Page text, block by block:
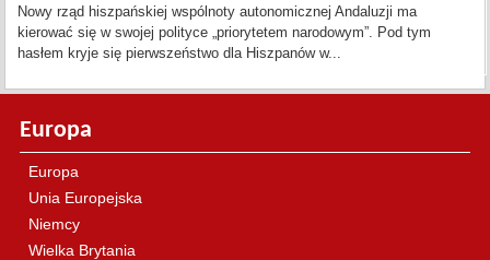
Nowy rząd hiszpańskiej wspólnoty autonomicznej Andaluzji ma
kierować się w swojej polityce „priorytetem narodowym”. Pod tym
hasłem kryje się pierwszeństwo dla Hiszpanów w...
Europa
Europa
Unia Europejska
Niemcy
Wielka Brytania